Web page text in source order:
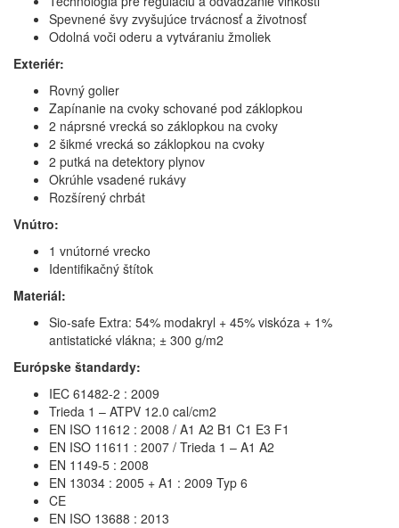
Spevnené švy zvyšujúce trvácnosť a životnosť
Odolná voči oderu a vytváraniu žmoliek
Exteriér:
Rovný golier
Zapínanie na cvoky schované pod záklopkou
2 náprsné vrecká so záklopkou na cvoky
2 šikmé vrecká so záklopkou na cvoky
2 putká na detektory plynov
Okrúhle vsadené rukávy
Rozšírený chrbát
Vnútro:
1 vnútorné vrecko
Identifikačný štítok
Materiál:
Sio-safe Extra: 54% modakryl + 45% viskóza + 1%
antistatické vlákna; ± 300 g/m2
Európske štandardy:
IEC 61482-2 : 2009
Trieda 1 – ATPV 12.0 cal/cm2
EN ISO 11612 : 2008 / A1 A2 B1 C1 E3 F1
EN ISO 11611 : 2007 / Trieda 1 – A1 A2
EN 1149-5 : 2008
EN 13034 : 2005 + A1 : 2009 Typ 6
CE
EN ISO 13688 : 2013